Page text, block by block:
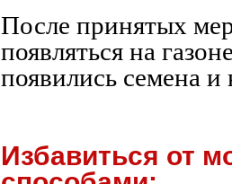
После принятых
появляться на
появились семена
Избавиться от